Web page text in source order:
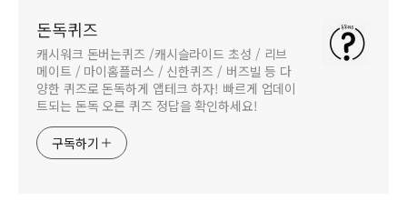
돈독퀴즈
캐시워크 돈버는퀴즈 /캐시슬라이드 초성 / 리브
메이트 / 마이홈플러스 / 신한퀴즈 / 버즈빌 등 다
양한 퀴즈로 돈독하게 앱테크 하자! 빠르게 업데이
트되는 돈독 오른 퀴즈 정답을 확인하세요!
구독하기